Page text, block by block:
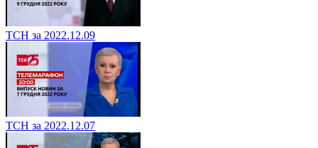
ТСН за 2022.12.09
ТСН за 2022.12.07